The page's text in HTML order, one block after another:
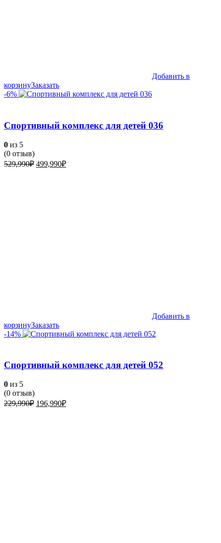
Добавить в
корзинуЗаказать
-6%
Спортивный комплекс для детей 036
0 из 5
(0 отзыв)
529,990₽ Первоначальная
499,990₽Текущая
Добавить в
корзинуЗаказать
-14%
Спортивный комплекс для детей 052
0 из 5
(0 отзыв)
229,990₽ Первоначальная
196,990₽Текущая